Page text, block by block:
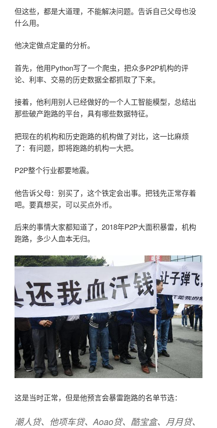
但这些，都是大道理，不能解决问题。告诉自己父母也没
什么用。
他决定做点定量的分析。
首先，他用Python写了一个爬虫，把众多P2P机构的评
论、利率、交易的历史数据全都抓取了下来。
接着，他利用别人已经做好的一个人工智能模型，总结出
那些破产跑路的平台，具有哪些数据特征。
把现在的机构和历史跑路的机构做了对比，这一比麻烦
了：有问题，即将跑路的机构一大把。
P2P整个行业都要地震。
他告诉父母：别买了，这个铁定会出事。把钱先正常存着
吧。要真想买，可以买点外币。
后来的事情大家都知道了，2018年P2P大面积暴雷，机构
跑路，多少人血本无归。
这是当时正常，但是他预言会暴雷跑路的名单节选：
潮人贷、他项车贷、Aoao贷、酷宝盒、月月贷、